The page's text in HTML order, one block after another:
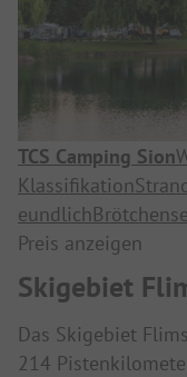
TCS Camping Sion
Klassifikation
eundlich
Preis anzeigen
Skigebiet
Das Skigebiet
214